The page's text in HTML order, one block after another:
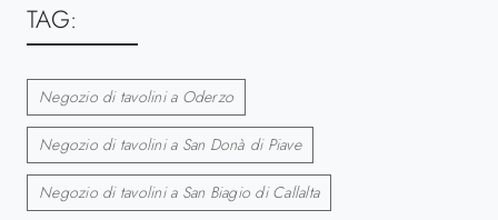
TAG:
Negozio di tavolini a Oderzo
Negozio di tavolini a San Donà di Piave
Negozio di tavolini a San Biagio di Callalta